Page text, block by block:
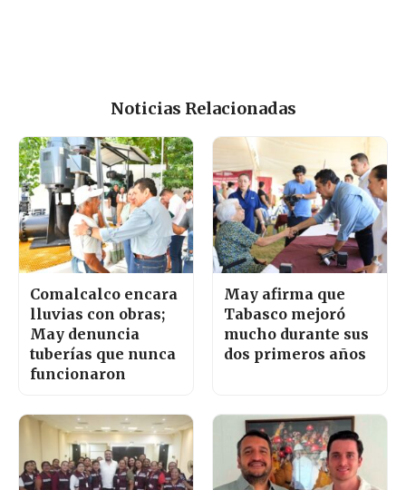
Noticias Relacionadas
Comalcalco encara
lluvias con obras;
May denuncia
tuberías que nunca
funcionaron
May afirma que
Tabasco mejoró
mucho durante sus
dos primeros años